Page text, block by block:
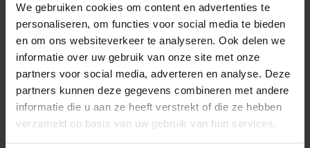
We gebruiken cookies om content en advertenties te
personaliseren, om functies voor social media te bieden
en om ons websiteverkeer te analyseren. Ook delen we
informatie over uw gebruik van onze site met onze
partners voor social media, adverteren en analyse. Deze
partners kunnen deze gegevens combineren met andere
informatie die u aan ze heeft verstrekt of die ze hebben
verzameld op basis van uw gebruik van hun services.
afnemen en wat past binnen uw budget. Indien u dit
wenst, kunt u deze pakketten uitbreiden.
Door met vaste uitvaartpakketten te werken, kan
Goedkope Uitvaart24 u een goed verzorgde en
waardige crematie in Deurne tegen een eerlijk tarief
garanderen.